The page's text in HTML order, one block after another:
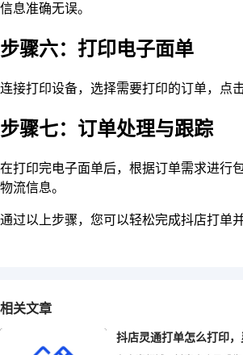
信息准确无误。
步骤六：打印电子面单
连接打印设备，选择需要打印的订单，点
步骤七：订单处理与跟踪
在打印完电子面单后，根据订单需求进行
物流信息。
通过以上步骤，您可以轻松完成抖店打单
相关文章
抖店灵通打单怎么打印